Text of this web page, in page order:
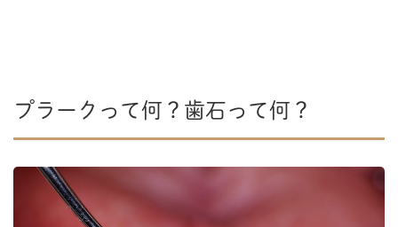
プラークって何？歯石って何？